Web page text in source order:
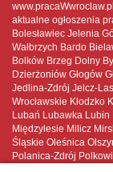
aktualne ogłoszenia
Bolesławiec Jelenia
Wałbrzych Bardo
Bolków Brzeg Dolny
Dzierżoniów Głogów
Jedlina-Zdrój Jelcz-
Wrocławskie
Lubań Lubawka
Międzylesie Milicz
Śląskie Oleśnica
Polanica-Zdrój